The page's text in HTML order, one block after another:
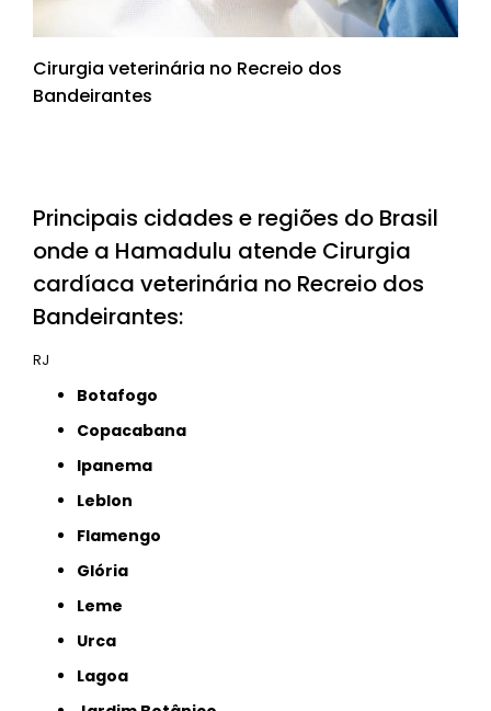
Cirurgia veterinária no Recreio dos
Bandeirantes
Principais cidades e regiões do Brasil
onde a Hamadulu atende Cirurgia
cardíaca veterinária no Recreio dos
Bandeirantes:
RJ
Botafogo
Copacabana
Ipanema
Leblon
Flamengo
Glória
Leme
Urca
Lagoa